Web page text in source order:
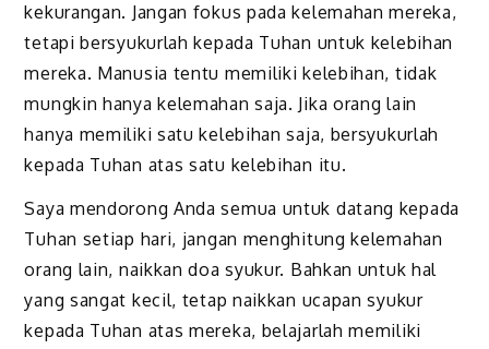
kekurangan. Jangan fokus pada kelemahan mereka,
tetapi bersyukurlah kepada Tuhan untuk kelebihan
mereka. Manusia tentu memiliki kelebihan, tidak
mungkin hanya kelemahan saja. Jika orang lain
hanya memiliki satu kelebihan saja, bersyukurlah
kepada Tuhan atas satu kelebihan itu.
Saya mendorong Anda semua untuk datang kepada
Tuhan setiap hari, jangan menghitung kelemahan
orang lain, naikkan doa syukur. Bahkan untuk hal
yang sangat kecil, tetap naikkan ucapan syukur
kepada Tuhan atas mereka, belajarlah memiliki